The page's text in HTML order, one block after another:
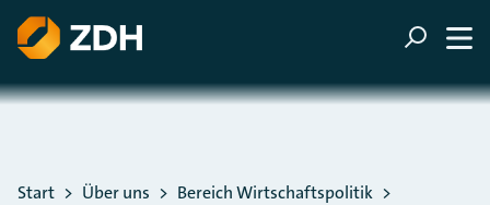
ZUM HAUPTINHALT SPRINGEN
ZUR SUCHE SPRINGEN
Sie befinden sich hier:
Start Über uns
Bereich Wirtschaftspolitik